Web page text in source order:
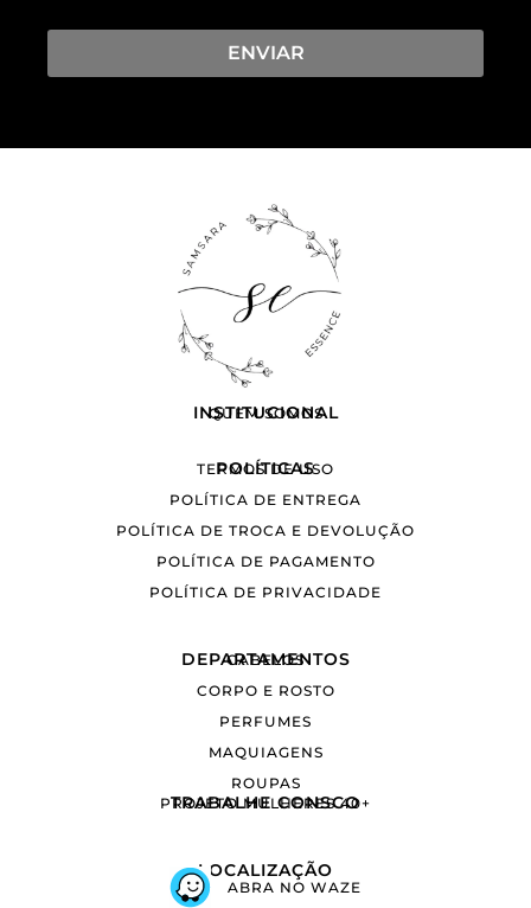
ENVIAR
INSTITUCIONAL
QUEM SOMOS
POLÍTICAS
TERMOS DE USO
POLÍTICA DE ENTREGA
POLÍTICA DE TROCA E DEVOLUÇÃO
POLÍTICA DE PAGAMENTO
POLÍTICA DE PRIVACIDADE
DEPARTAMENTOS
CABELOS
CORPO E ROSTO
PERFUMES
MAQUIAGENS
ROUPAS
TRABALHE CONSCO
PROJETO MULHERES 40+
LOCALIZAÇÃO
ABRA NO WAZE